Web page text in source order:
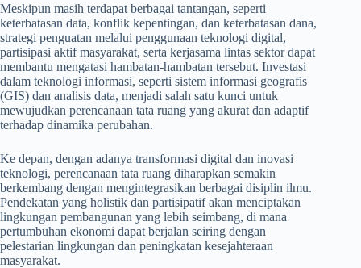
Meskipun masih terdapat berbagai tantangan, seperti
keterbatasan data, konflik kepentingan, dan keterbatasan dana,
strategi penguatan melalui penggunaan teknologi digital,
partisipasi aktif masyarakat, serta kerjasama lintas sektor dapat
membantu mengatasi hambatan-hambatan tersebut. Investasi
dalam teknologi informasi, seperti sistem informasi geografis
(GIS) dan analisis data, menjadi salah satu kunci untuk
mewujudkan perencanaan tata ruang yang akurat dan adaptif
terhadap dinamika perubahan.
Ke depan, dengan adanya transformasi digital dan inovasi
teknologi, perencanaan tata ruang diharapkan semakin
berkembang dengan mengintegrasikan berbagai disiplin ilmu.
Pendekatan yang holistik dan partisipatif akan menciptakan
lingkungan pembangunan yang lebih seimbang, di mana
pertumbuhan ekonomi dapat berjalan seiring dengan
pelestarian lingkungan dan peningkatan kesejahteraan
masyarakat.